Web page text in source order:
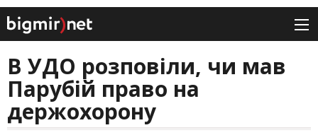
В УДО розповіли, чи мав
Парубій право на
держохорону